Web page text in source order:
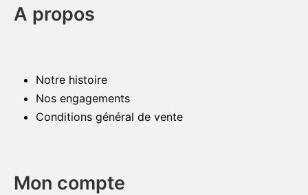
A propos
Notre histoire
Nos engagements
Conditions général de vente
Mon compte